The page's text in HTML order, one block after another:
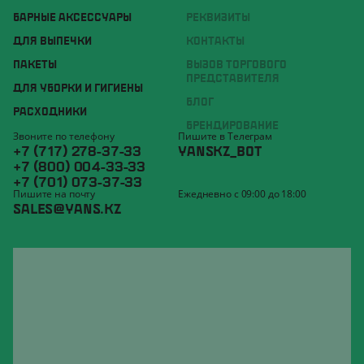
БАРНЫЕ АКСЕССУАРЫ
ДЛЯ ВЫПЕЧКИ
ПАКЕТЫ
ДЛЯ УБОРКИ И ГИГИЕНЫ
РАСХОДНИКИ
РЕКВИЗИТЫ
КОНТАКТЫ
ВЫЗОВ ТОРГОВОГО
ПРЕДСТАВИТЕЛЯ
БЛОГ
БРЕНДИРОВАНИЕ
Звоните по телефону
+7 (717) 278-37-33
+7 (800) 004-33-33
+7 (701) 073-37-33
Пишите в Телеграм
YANSKZ_BOT
Пишите на почту
SALES@YANS.KZ
Ежедневно с 09:00 до 18:00